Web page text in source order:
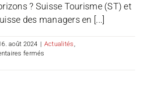
? Suisse Tourisme (ST) et
des managers en [...]
août 2024 | Actualités
fermés
Horizons